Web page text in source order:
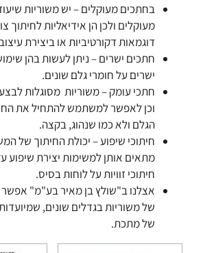
בחתכים מעוקלים – יש משוריות
מעוקלים ולכן הן אידיאליות לחיתוך
דוגמאות דקורטיביות או ביצירת
חתכים ישרים – ניתן לעשות בהן
ישרים על חומרי גלם שונים.
חתכי עומק – משוריות מסוגלות
וכן לאפשר למשתמש להתחיל את
הגלם ולא כמו שנהוג, בקצה.
חיתוכי שיפוע – יכולת החיתוך של
מתאים אותן למשימות יצירת שיפוע
חיתוכי זוויות על לוחות בסיס.
אצלנו ב"שולץ בן מאיר בע"מ" אפשר
של משוריות בגדלים שונים,
של מתכת.